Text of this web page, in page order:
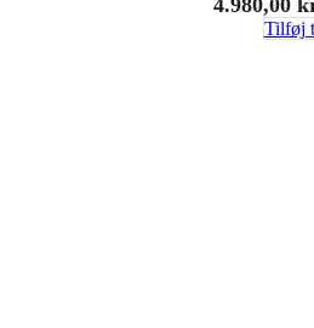
4.980,00
Tilføj